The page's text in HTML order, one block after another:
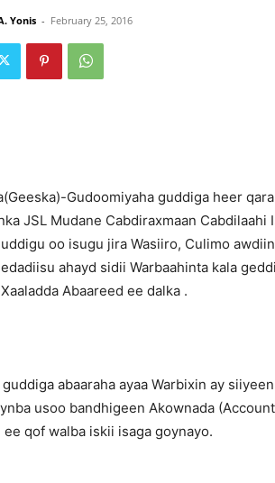
Yonis - February 25, 2016
Gudoomiyaha guddiga heer
JSL Mudane Cabdiraxmaan
oo isugu jira Wasiiro, Culimo
ahayd sidii Warbaahinta kala
Abaareed ee dalka .
abaaraha ayaa Warbixin ay
usoo bandhigeen Akownada
ee qof walba iskii isaga goynayo.